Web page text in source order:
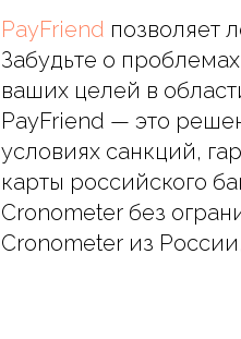
PayFriend позволяет
Забудьте о
ваших целей в
PayFriend — это
условиях санкций,
карты российского
Cronometer без
Cronometer из